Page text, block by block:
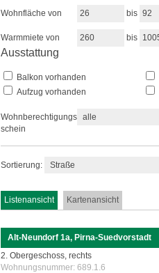
Wohnfläche von bis
Warmmiete von bis
Ausstattung
Balkon vorhanden
Aufzug vorhanden
Wohnberechtigungs-
schein
Sortierung:
Listenansicht Kartenansicht
Alt-Neundorf 1a, Pirna-Suedvorstadt
2. Obergeschoss, rechts
Wohnungsnummer: 689.1.6